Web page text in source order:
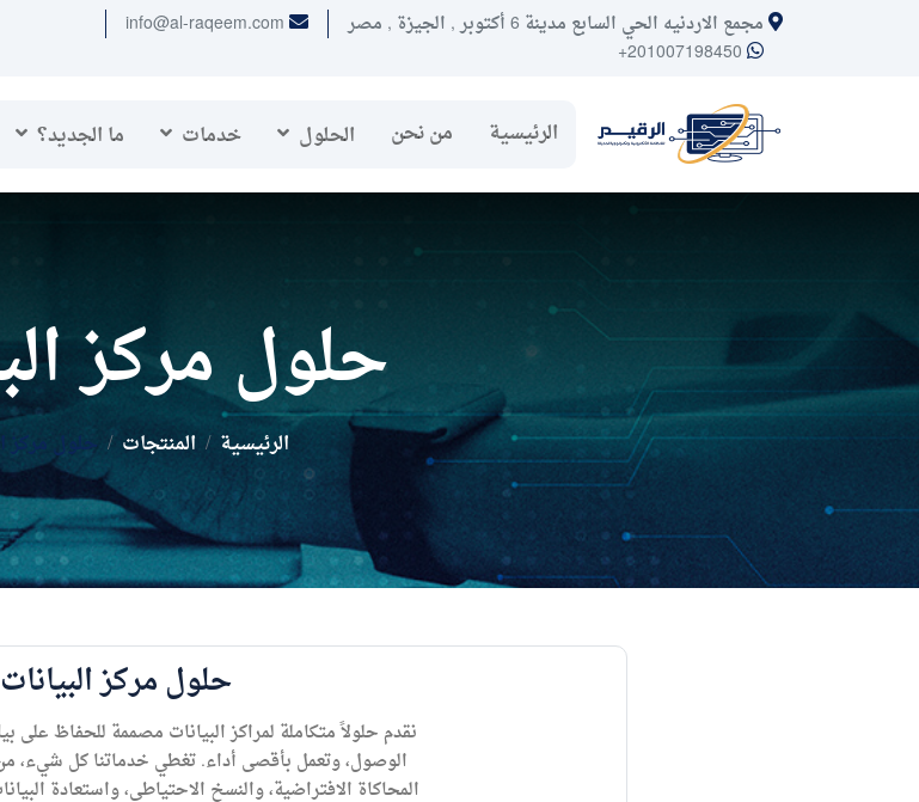
مجمع الاردنيه الحي السابع مدينة 6 أكتوبر , الجيزة , مصر
info@al-raqeem.com
+201007198450
الرئيسية من نحن الحلول خدمات ما الجديد؟
حلول مركز
الرئيسية المنتجات حلول مركز
حلول مركز البيانات
نقدم حلولاً متكاملة لمراكز البيانات مصممة للحفاظ على
الوصول، وتعمل بأقصى أداء. تغطي خدماتنا كل شيء،
المحاكاة الافتراضية، والنسخ الاحتياطي، واستعادة